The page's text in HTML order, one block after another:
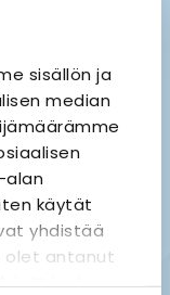
sisällön ja
median
alan
käytät
yhdistää
olet antanut
›
›
›